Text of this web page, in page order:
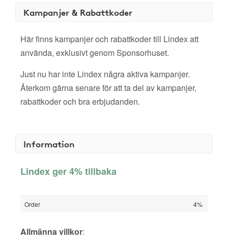
Kampanjer & Rabattkoder
Här finns kampanjer och rabattkoder till Lindex att
använda, exklusivt genom Sponsorhuset.
Just nu har inte Lindex några aktiva kampanjer.
Återkom gärna senare för att ta del av kampanjer,
rabattkoder och bra erbjudanden.
Information
Lindex ger 4% tillbaka
Order 4%
Allmänna villkor: